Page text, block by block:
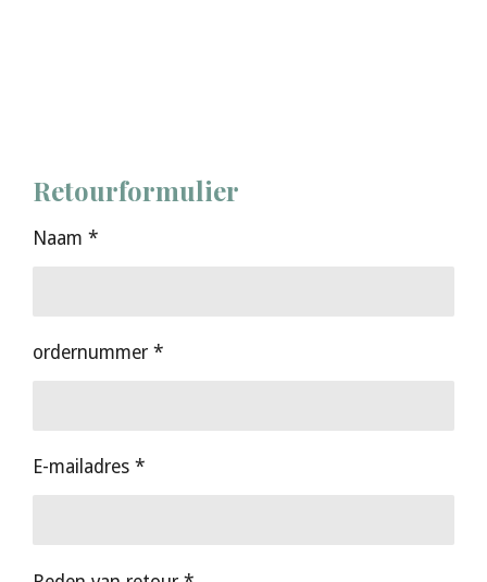
Retourformulier
Naam *
ordernummer *
E-mailadres *